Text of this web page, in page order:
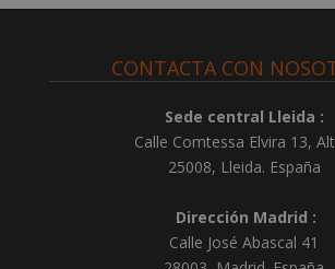
CONTACTA CON
Sede central Lleida :
Calle Comtessa Elvira 13,
25008, Lleida. España
Dirección Madrid :
Calle José Abascal 41